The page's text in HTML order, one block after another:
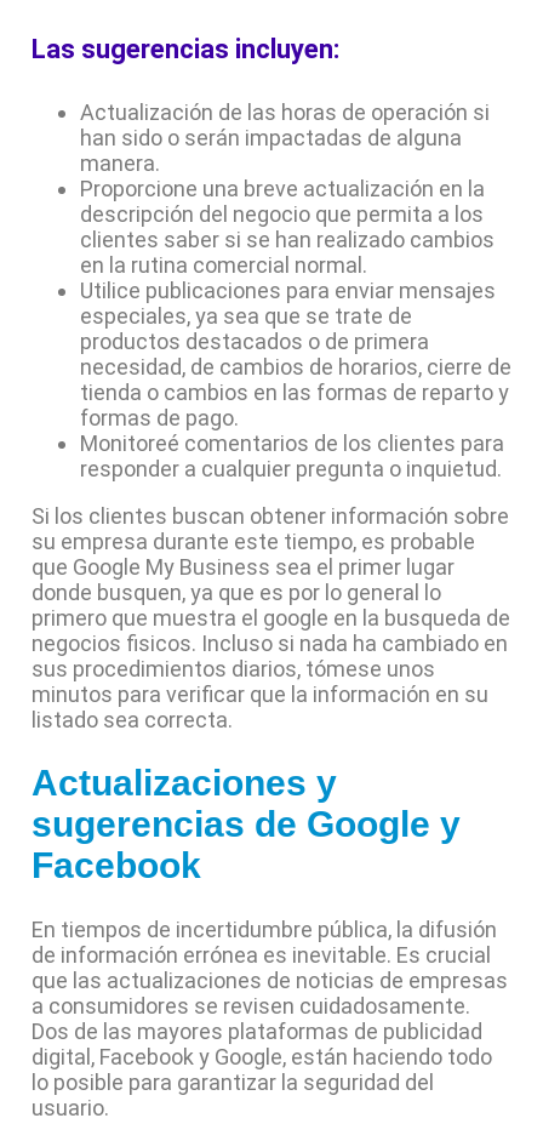
Las sugerencias incluyen:
Actualización de las horas de operación si
han sido o serán impactadas de alguna
manera.
Proporcione una breve actualización en la
descripción del negocio que permita a los
clientes saber si se han realizado cambios
en la rutina comercial normal.
Utilice publicaciones para enviar mensajes
especiales, ya sea que se trate de
productos destacados o de primera
necesidad, de cambios de horarios, cierre de
tienda o cambios en las formas de reparto y
formas de pago.
Monitoreé comentarios de los clientes para
responder a cualquier pregunta o inquietud.
Si los clientes buscan obtener información sobre
su empresa durante este tiempo, es probable
que Google My Business sea el primer lugar
donde busquen, ya que es por lo general lo
primero que muestra el google en la busqueda de
negocios fisicos. Incluso si nada ha cambiado en
sus procedimientos diarios, tómese unos
minutos para verificar que la información en su
listado sea correcta.
Actualizaciones y
sugerencias de Google y
Facebook
En tiempos de incertidumbre pública, la difusión
de información errónea es inevitable. Es crucial
que las actualizaciones de noticias de empresas
a consumidores se revisen cuidadosamente.
Dos de las mayores plataformas de publicidad
digital, Facebook y Google, están haciendo todo
lo posible para garantizar la seguridad del
usuario.